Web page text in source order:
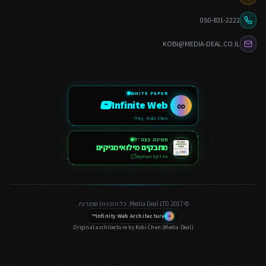
פורום מקצועי
בלוג טכנולוגי
שאלות ותשובות
SLA
050-831-2222
KOBI@MEDIA-DEAL.CO.IL
∞
WHITE PAPER
Infinite Web
™
by Kobi Chen
תמיכה בצה״ל
מחבקים מילואימניקים
אינדקס העסקים
© 2017 Media Deal LTD. כל הזכויות שמורות.
∞
Infinity Web Architecture™
Original architecture by Kobi Chen (Media Deal).